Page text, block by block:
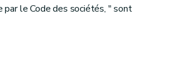
le Code des sociétés, " sont